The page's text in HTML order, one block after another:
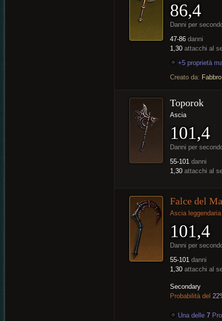
86,4
Danni per
47-86 danni
1,30 attacchi al
+5 proprietà
Creato da: Fabbro
Toporok
Ascia
101,4
Danni per
55-101 danni
1,30 attacchi al
Falce del
Ascia leggendaria
101,4
Danni per
55-101 danni
1,30 attacchi al
Secondary
Probabilità del
Una delle 7